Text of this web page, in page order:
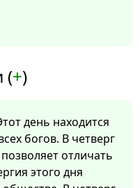
(+)
день находится
богов. В четверг
отличать
этого дня